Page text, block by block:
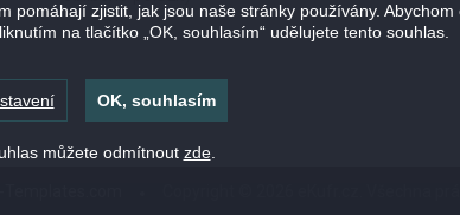
pomáhají zjistit, jak jsou naše stránky používány. Abychom
na tlačítko „OK, souhlasím“ udělujete tento souhlas.
OK, souhlasím
můžete odmítnout zde.